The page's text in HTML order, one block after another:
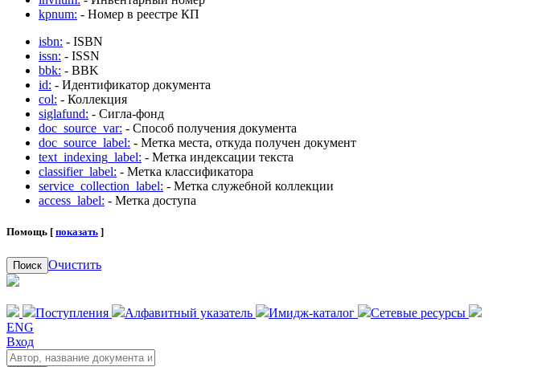
kpnum: - Номер в реестре КП
isbn: - ISBN
issn: - ISSN
bbk: - BBK
id: - Идентификатор документа
col: - Коллекция
siglafund: - Сигла-фонд
doc_source_var: - Способ получения документа
doc_source_label: - Метка места, откуда получен документ
text_indexing_label: - Метка индексации текста
classifier_label: - Метка классификатора
service_collection_label: - Метка служебной коллекции
access_label: - Метка доступа
Помощь [ показать ]
Поиск Очистить
Поступления Алфавитный указатель Имидж-каталог
Сетевые ресурсы
ENG
Вход